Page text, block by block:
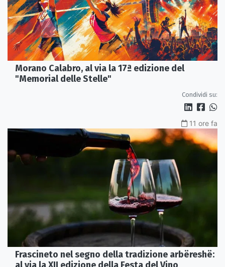
Morano Calabro, al via la 17ª edizione del
"Memorial delle Stelle"
Condividi su:
11 ore fa
Frascineto nel segno della tradizione arbëreshë:
al via la XII edizione della Festa del Vino